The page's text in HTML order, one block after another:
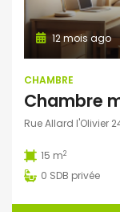
12 mois ago
CHAMBRE
Chambre
Rue Allard l'Olivier
15 m2
0 SDB privée